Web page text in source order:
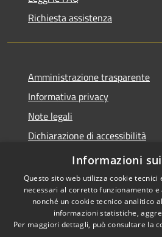
Richiesta assistenza
Amministrazione trasparente
Informativa privacy
Note legali
Dichiarazione di accessibilità
Statistica accessi
Accessibilità
Informazioni
Questo sito web utilizza cookie
necessari al corretto funzionamento
nonché un cookie tecnico analitico
informazioni statistiche,
Per maggiori dettagli, può consultare la